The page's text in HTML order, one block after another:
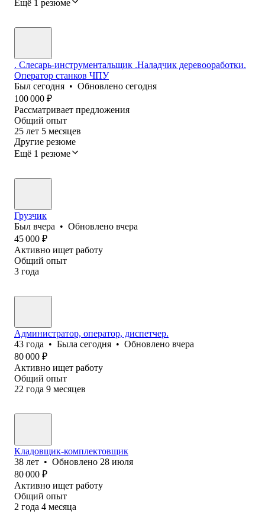
Ещё 1 резюме
. Слесарь-инструментальщик .Наладчик деревооработки.
Оператор станков ЧПУ
Был сегодня • Обновлено сегодня
100 000 ₽
Рассматривает предложения
Общий опыт
25 лет 5 месяцев
Другие резюме
Ещё 1 резюме
Грузчик
Был вчера • Обновлено вчера
45 000 ₽
Активно ищет работу
Общий опыт
3 года
Администратор, оператор, диспетчер.
43 года • Была сегодня • Обновлено вчера
80 000 ₽
Активно ищет работу
Общий опыт
22 года 9 месяцев
Кладовщик-комплектовщик
38 лет • Обновлено 28 июля
80 000 ₽
Активно ищет работу
Общий опыт
2 года 4 месяца